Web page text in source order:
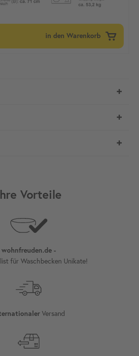
in den Warenkorb
Vorteile
wohnfreuden.de -
für Waschbecken Unikate!
Versand